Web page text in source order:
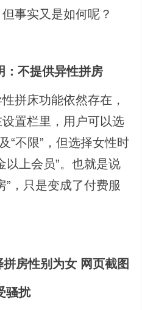
事实又是如何呢？
不提供异性拼房
床功能依然存在，
置栏里，用户可以选
“不限”，但选择女性时
以上会员”。也就是说
”，只是变成了付费服
房性别为女 网页截图
骚扰